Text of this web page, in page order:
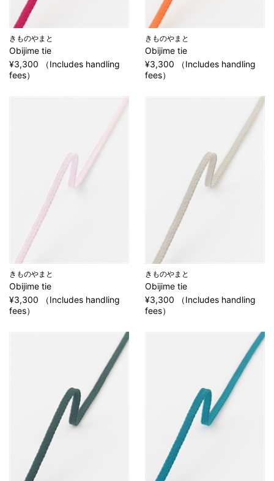
きものやまと
Obijime tie
¥3,300 （Includes handling
fees）
きものやまと
Obijime tie
¥3,300 （Includes handling
fees）
きものやまと
Obijime tie
¥3,300 （Includes handling
fees）
きものやまと
Obijime tie
¥3,300 （Includes handling
fees）